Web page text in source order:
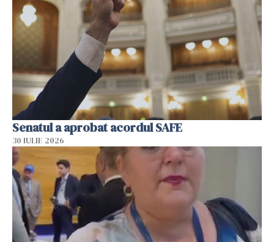
Senatul a aprobat acordul SAFE
30 IULIE 2026